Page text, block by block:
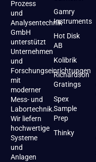
Prozess
und
Analysentechnik
GmbH
unterstützt
Unternehmen
und
Forschungseinrichtungen
mit
moderner
Mess- und
Labortechnik.
Wir liefern
hochwertige
Systeme
und
Anlagen
Gamry
Instruments
Hot Disk
AB
Kolibrik
Richardson
Gratings
Spex
Sample
Prep
Thinky